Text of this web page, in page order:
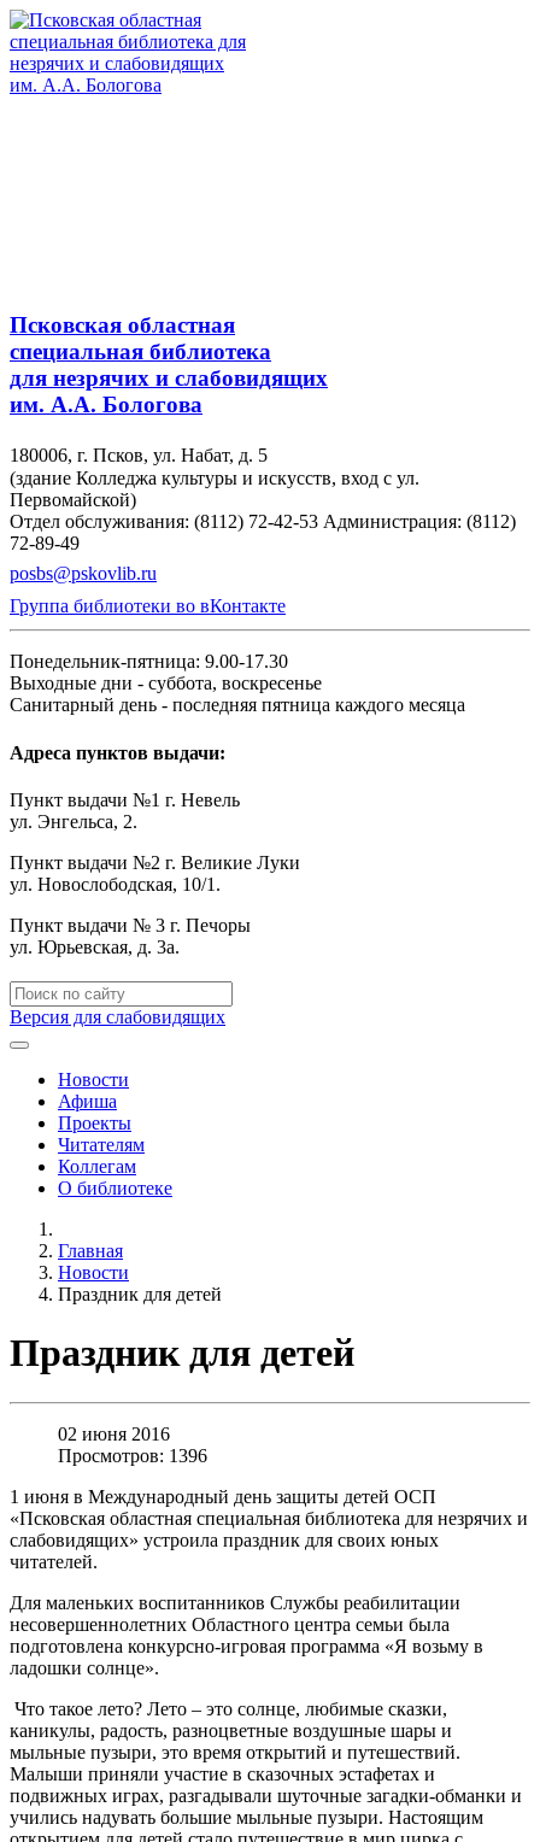
Псковская областная
специальная библиотека
для незрячих и слабовидящих
им. А.А. Бологова
180006, г. Псков, ул. Набат, д. 5
(здание Колледжа культуры и искусств, вход с ул.
Первомайской)
Отдел обслуживания: (8112) 72-42-53 Администрация: (8112)
72-89-49
posbs@pskovlib.ru
Группа библиотеки во вКонтакте
Понедельник-пятница: 9.00-17.30
Выходные дни - суббота, воскресенье
Санитарный день - последняя пятница каждого месяца
Адреса пунктов выдачи:
Пункт выдачи №1 г. Невель
ул. Энгельса, 2.
Пункт выдачи №2 г. Великие Луки
ул. Новослободская, 10/1.
Пункт выдачи № 3 г. Печоры
ул. Юрьевская, д. 3а.
Версия для слабовидящих
Новости
Афиша
Проекты
Читателям
Коллегам
О библиотеке
Главная
Новости
Праздник для детей
Праздник для детей
02 июня 2016
Просмотров: 1396
1 июня в Международный день защиты детей ОСП
«Псковская областная специальная библиотека для незрячих и
слабовидящих» устроила праздник для своих юных
читателей.
Для маленьких воспитанников Службы реабилитации
несовершеннолетних Областного центра семьи была
подготовлена конкурсно-игровая программа «Я возьму в
ладошки солнце».
Что такое лето? Лето – это солнце, любимые сказки,
каникулы, радость, разноцветные воздушные шары и
мыльные пузыри, это время открытий и путешествий.
Малыши приняли участие в сказочных эстафетах и
подвижных играх, разгадывали шуточные загадки-обманки и
учились надувать большие мыльные пузыри. Настоящим